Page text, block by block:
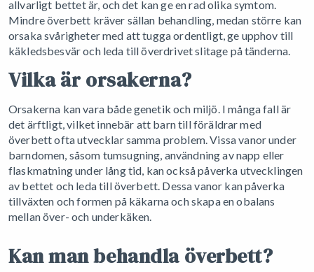
allvarligt bettet är, och det kan ge en rad olika symtom.
Mindre överbett kräver sällan behandling, medan större kan
orsaka svårigheter med att tugga ordentligt, ge upphov till
käkledsbesvär och leda till överdrivet slitage på tänderna.
Vilka är orsakerna?
Orsakerna kan vara både genetik och miljö. I många fall är
det ärftligt, vilket innebär att barn till föräldrar med
överbett ofta utvecklar samma problem. Vissa vanor under
barndomen, såsom tumsugning, användning av napp eller
flaskmatning under lång tid, kan också påverka utvecklingen
av bettet och leda till överbett. Dessa vanor kan påverka
tillväxten och formen på käkarna och skapa en obalans
mellan över- och underkäken.
Kan man behandla överbett?